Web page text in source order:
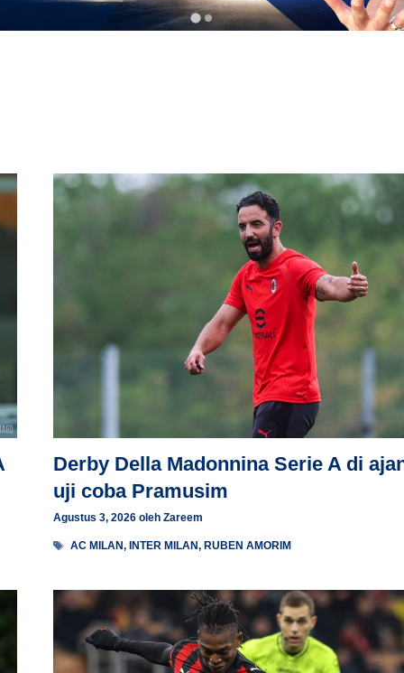
Derby Della Madonnina Serie A di
uji coba Pramusim
Agustus 3, 2026 oleh Zareem
Tag
AC MILAN, INTER MILAN, RUBEN AMORIM